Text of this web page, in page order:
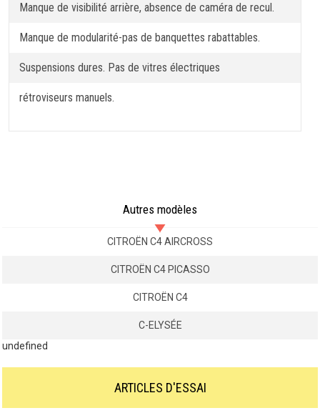
Manque de visibilité arrière, absence de caméra de recul.
Manque de modularité-pas de banquettes rabattables.
Suspensions dures. Pas de vitres électriques
rétroviseurs manuels.
Autres modèles
CITROËN C4 AIRCROSS
CITROËN C4 PICASSO
CITROËN C4
C-ELYSÉE
undefined
ARTICLES D'ESSAI